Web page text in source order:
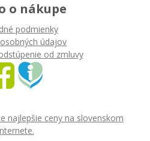
o nákupe
podmienky
údajov
od zmluvy